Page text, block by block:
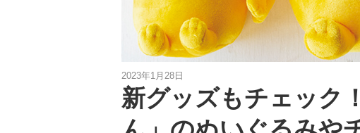
2023年1月28日
新グッズもチェック